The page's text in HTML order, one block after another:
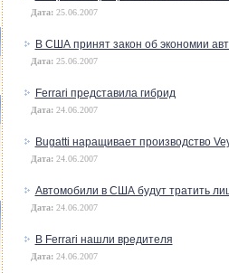
Дата: 25.06.2007
В США принят закон об экономии
Дата: 25.06.2007
Ferrari представила гибрид
Дата: 24.06.2007
Bugatti наращивает производство
Дата: 24.06.2007
Автомобили в США будут тратить
Дата: 24.06.2007
В Ferrari нашли вредителя
Дата: 24.06.2007